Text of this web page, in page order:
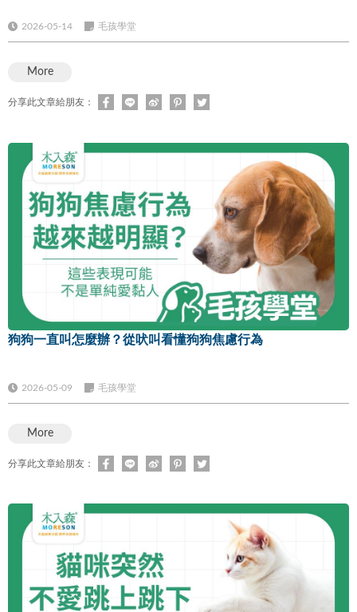
2026-05-14 毛孩學堂
More
分享此文章給朋友：
狗狗一直叫怎麼辦？從吠叫看懂狗狗焦慮行為
2026-05-09 毛孩學堂
More
分享此文章給朋友：